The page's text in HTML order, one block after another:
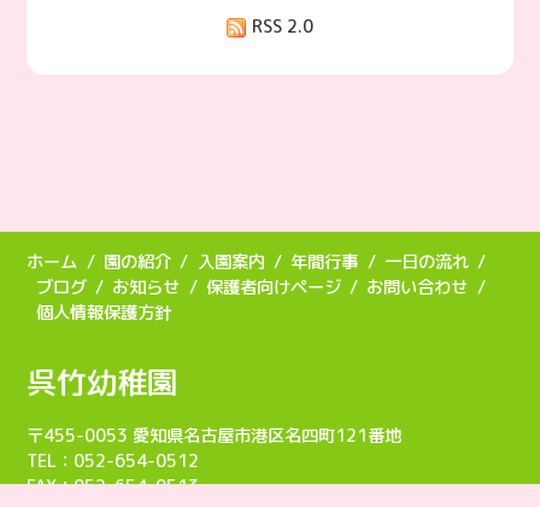
RSS 2.0
ホーム 園の紹介 入園案内 年間行事
一日の流れ
ブログ
お知らせ 保護者向けページ
お問い合わせ
個人情報保護方針
呉竹幼稚園
〒455-0053 愛知県名古屋市港区名四町121番地
TEL：052-654-0512
FAX：052-654-0513